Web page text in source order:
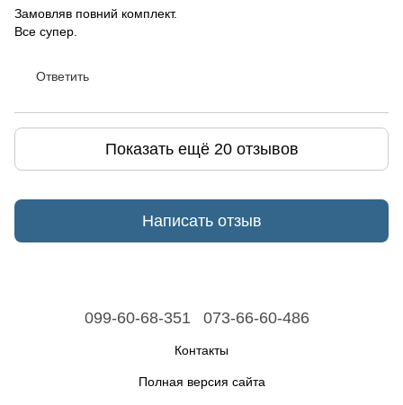
Замовляв повний комплект.
Все супер.
Ответить
Показать ещё 20 отзывов
Написать отзыв
099-60-68-351 073-66-60-486
Контакты
Полная версия сайта